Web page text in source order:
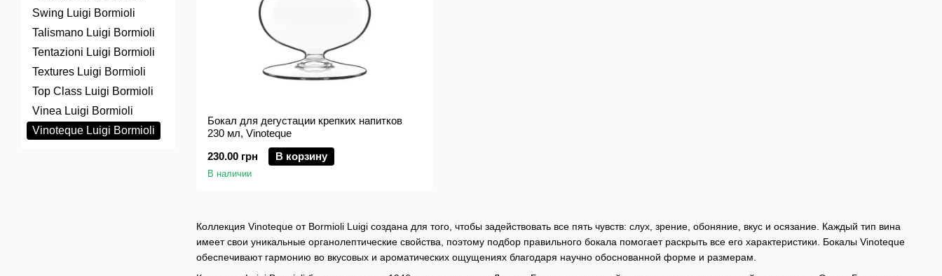
Коллекция Vinoteque от Bormioli Luigi создана для того, чтобы задействовать все пять чувств: слух, зрение, обоняние, вкус и осязание. Каждый тип вина
имеет свои уникальные органолептические свойства, поэтому подбор правильного бокала помогает раскрыть все его характеристики. Бокалы Vinoteque
обеспечивают гармонию во вкусовых и ароматических ощущениях благодаря научно обоснованной форме и размерам.
Бокал для дегустации крепких напитков
230 мл, Vinoteque
230.00 грн
В корзину
В наличии
Swing Luigi Bormioli
Talismano Luigi Bormioli
Tentazioni Luigi Bormioli
Textures Luigi Bormioli
Top Class Luigi Bormioli
Vinea Luigi Bormioli
Vinoteque Luigi Bormioli